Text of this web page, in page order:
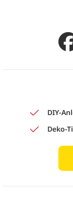
DIY-
Deko-